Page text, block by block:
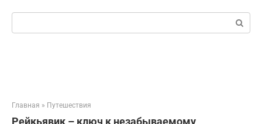
Поиск:
Главная » Путешествия
Рейкьявик – ключ к незабываемому